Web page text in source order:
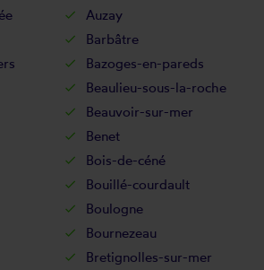
Auzay
Barbâtre
Bazoges-en-pareds
Beaulieu-sous-la-roche
Beauvoir-sur-mer
Benet
Bois-de-céné
Bouillé-courdault
Boulogne
Bournezeau
Bretignolles-sur-mer